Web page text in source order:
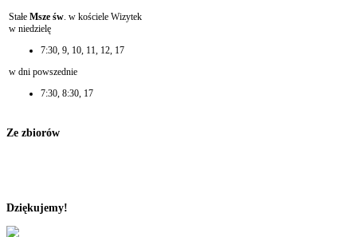
Stałe Msze św. w kościele Wizytek
w niedzielę
7:30, 9, 10, 11, 12, 17
w dni powszednie
7:30, 8:30, 17
Ze zbiorów
Dziękujemy!